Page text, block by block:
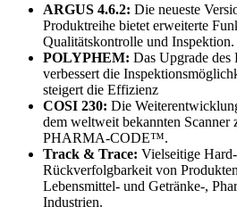
ARGUS 4.6.2: Die neueste
Produktreihe bietet erweiterte
Qualitätskontrolle und Inspektion.
POLYPHEM: Das Upgrade
verbessert die
steigert die Effizienz
COSI 230: Die
dem weltweit bekannten Scanner
PHARMA-CODE™.
Track & Trace: Vielseitige
Rückverfolgbarkeit von
Lebensmittel- und Getränke-,
Industrien.